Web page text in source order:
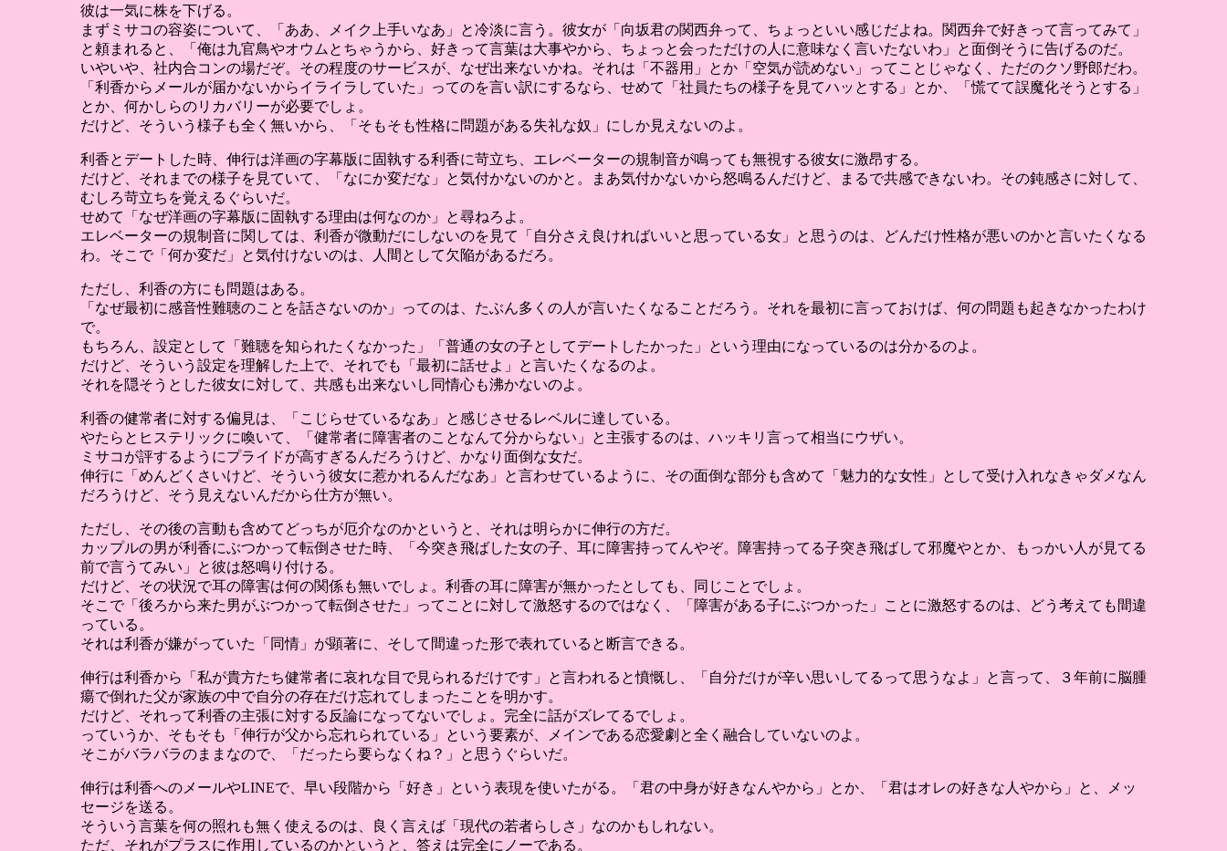
彼は一気に株を下げる。
まずミサコの容姿について、「ああ、メイク上手いなあ」と冷淡に言う。彼女が「向坂君の関西弁って、ちょっといい感じだよね。関西弁で好きって言ってみて」
と頼まれると、「俺は九官鳥やオウムとちゃうから、好きって言葉は大事やから、ちょっと会っただけの人に意味なく言いたないわ」と面倒そうに告げるのだ。
いやいや、社内合コンの場だぞ。その程度のサービスが、なぜ出来ないかね。それは「不器用」とか「空気が読めない」ってことじゃなく、ただのクソ野郎だわ。
「利香からメールが届かないからイライラしていた」ってのを言い訳にするなら、せめて「社員たちの様子を見てハッとする」とか、「慌てて誤魔化そうとする」
とか、何かしらのリカバリーが必要でしょ。
だけど、そういう様子も全く無いから、「そもそも性格に問題がある失礼な奴」にしか見えないのよ。
利香とデートした時、伸行は洋画の字幕版に固執する利香に苛立ち、エレベーターの規制音が鳴っても無視する彼女に激昂する。
だけど、それまでの様子を見ていて、「なにか変だな」と気付かないのかと。まあ気付かないから怒鳴るんだけど、まるで共感できないわ。その鈍感さに対して、
むしろ苛立ちを覚えるぐらいだ。
せめて「なぜ洋画の字幕版に固執する理由は何なのか」と尋ねろよ。
エレベーターの規制音に関しては、利香が微動だにしないのを見て「自分さえ良ければいいと思っている女」と思うのは、どんだけ性格が悪いのかと言いたくなる
わ。そこで「何か変だ」と気付けないのは、人間として欠陥があるだろ。
ただし、利香の方にも問題はある。
「なぜ最初に感音性難聴のことを話さないのか」ってのは、たぶん多くの人が言いたくなることだろう。それを最初に言っておけば、何の問題も起きなかったわけ
で。
もちろん、設定として「難聴を知られたくなかった」「普通の女の子としてデートしたかった」という理由になっているのは分かるのよ。
だけど、そういう設定を理解した上で、それでも「最初に話せよ」と言いたくなるのよ。
それを隠そうとした彼女に対して、共感も出来ないし同情心も沸かないのよ。
利香の健常者に対する偏見は、「こじらせているなあ」と感じさせるレベルに達している。
やたらとヒステリックに喚いて、「健常者に障害者のことなんて分からない」と主張するのは、ハッキリ言って相当にウザい。
ミサコが評するようにプライドが高すぎるんだろうけど、かなり面倒な女だ。
伸行に「めんどくさいけど、そういう彼女に惹かれるんだなあ」と言わせているように、その面倒な部分も含めて「魅力的な女性」として受け入れなきゃダメなん
だろうけど、そう見えないんだから仕方が無い。
ただし、その後の言動も含めてどっちが厄介なのかというと、それは明らかに伸行の方だ。
カップルの男が利香にぶつかって転倒させた時、「今突き飛ばした女の子、耳に障害持ってんやぞ。障害持ってる子突き飛ばして邪魔やとか、もっかい人が見てる
前で言うてみい」と彼は怒鳴り付ける。
だけど、その状況で耳の障害は何の関係も無いでしょ。利香の耳に障害が無かったとしても、同じことでしょ。
そこで「後ろから来た男がぶつかって転倒させた」ってことに対して激怒するのではなく、「障害がある子にぶつかった」ことに激怒するのは、どう考えても間違
っている。
それは利香が嫌がっていた「同情」が顕著に、そして間違った形で表れていると断言できる。
伸行は利香から「私が貴方たち健常者に哀れな目で見られるだけです」と言われると憤慨し、「自分だけが辛い思いしてるって思うなよ」と言って、３年前に脳腫
瘍で倒れた父が家族の中で自分の存在だけ忘れてしまったことを明かす。
だけど、それって利香の主張に対する反論になってないでしょ。完全に話がズレてるでしょ。
っていうか、そもそも「伸行が父から忘れられている」という要素が、メインである恋愛劇と全く融合していないのよ。
そこがバラバラのままなので、「だったら要らなくね？」と思うぐらいだ。
伸行は利香へのメールやLINEで、早い段階から「好き」という表現を使いたがる。「君の中身が好きなんやから」とか、「君はオレの好きな人やから」と、メッ
セージを送る。
そういう言葉を何の照れも無く使えるのは、良く言えば「現代の若者らしさ」なのかもしれない。
ただ、それがプラスに作用しているのかというと、答えは完全にノーである。